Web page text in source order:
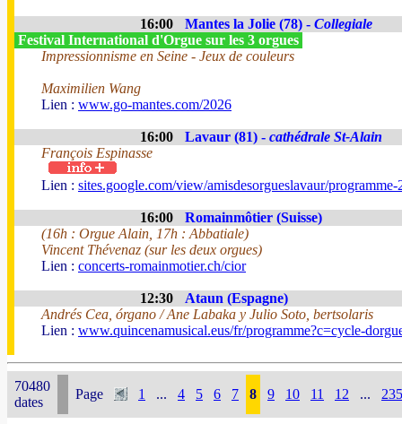
16:00 Mantes la Jolie (78) - Collegiale
Festival International d'Orgue sur les 3 orgues
Impressionnisme en Seine - Jeux de couleurs
Maximilien Wang
Lien : www.go-mantes.com/2026
16:00 Lavaur (81) - cathédrale St-Alain
François Espinasse
Lien : sites.google.com/view/amisdesorgueslavaur/programme-
16:00
Romainmôtier (Suisse)
(16h : Orgue Alain, 17h : Abbatiale)
Vincent Thévenaz (sur les deux orgues)
Lien : concerts-romainmotier.ch/cior
12:30
Ataun (Espagne)
Andrés Cea, órgano / Ane Labaka y Julio Soto, bertsolaris
Lien : www.quincenamusical.eus/fr/programme?c=cycle-
70480
dates
Page 1 ... 4 5 6 7 8 9 10 11 12 ...